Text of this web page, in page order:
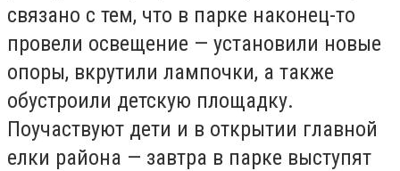
связано с тем, что в парке наконец-то
провели освещение — установили новые
опоры, вкрутили лампочки, а также
обустроили детскую площадку.
Поучаствуют дети и в открытии главной
елки района — завтра в парке выступят